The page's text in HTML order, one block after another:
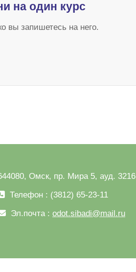
на один курс
вы запишетесь на него.
Омск, пр. Мира 5, ауд. 3216
Телефон : (3812) 65-23-11
Эл.почта : odot.sibadi@mail.ru